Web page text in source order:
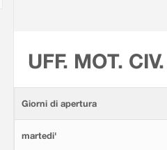
UFF. MOT.
Giorni di apertura
martedi'